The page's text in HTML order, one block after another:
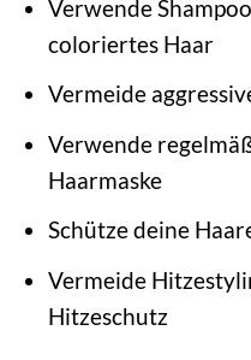
Verwende
coloriertes Haar
Vermeide
Verwende
Haarmaske
Schütze deine
Vermeide
Hitzeschutz